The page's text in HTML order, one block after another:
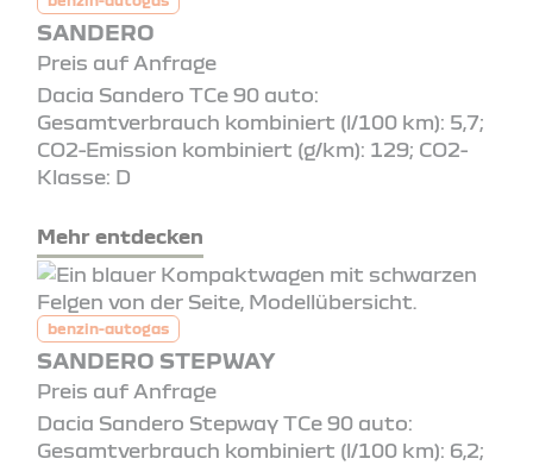
SANDERO
Preis auf Anfrage
Dacia Sandero TCe 90 auto:
Gesamtverbrauch kombiniert (l/100 km): 5,7;
CO2-Emission kombiniert (g/km): 129; CO2-
Klasse: D
Mehr entdecken
benzin-autogas
SANDERO STEPWAY
Preis auf Anfrage
Dacia Sandero Stepway TCe 90 auto:
Gesamtverbrauch kombiniert (l/100 km): 6,2;